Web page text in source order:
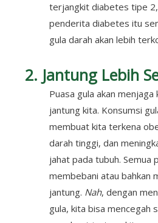
terjangkit diabetes tipe
penderita diabetes itu
gula darah akan lebih
2. Jantung Lebih
Puasa gula akan menjaga
jantung kita. Konsumsi
membuat kita terkena
darah tinggi, dan
jahat pada tubuh. Semua
membebani atau bahkan
jantung. Nah, dengan
gula, kita bisa mencegah